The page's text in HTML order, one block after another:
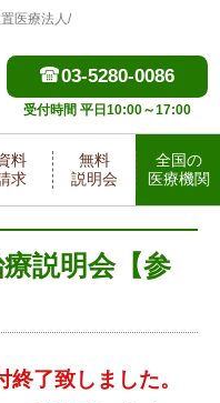
医療法人/
03-5280-0086
受付時間 平日10:00～17:00
料
求
無料
説明会
全国の
医療機関
説明会【参
了致しました。